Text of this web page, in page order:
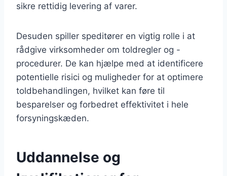
sikre rettidig levering af varer.
Desuden spiller speditører en vigtig rolle i at
rådgive virksomheder om toldregler og -
procedurer. De kan hjælpe med at identificere
potentielle risici og muligheder for at optimere
toldbehandlingen, hvilket kan føre til
besparelser og forbedret effektivitet i hele
forsyningskæden.
Uddannelse og